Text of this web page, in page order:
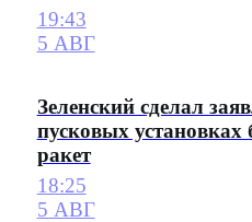
19:43
5 АВГ
Зеленский сделал
пусковых установках
ракет
18:25
5 АВГ